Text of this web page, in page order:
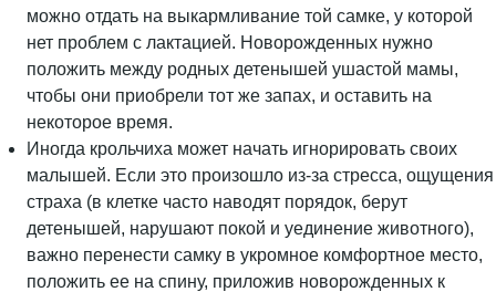
можно отдать на выкармливание той самке, у которой
нет проблем с лактацией. Новорожденных нужно
положить между родных детенышей ушастой мамы,
чтобы они приобрели тот же запах, и оставить на
некоторое время.
Иногда крольчиха может начать игнорировать своих
малышей. Если это произошло из-за стресса, ощущения
страха (в клетке часто наводят порядок, берут
детенышей, нарушают покой и уединение животного),
важно перенести самку в укромное комфортное место,
положить ее на спину, приложив новорожденных к